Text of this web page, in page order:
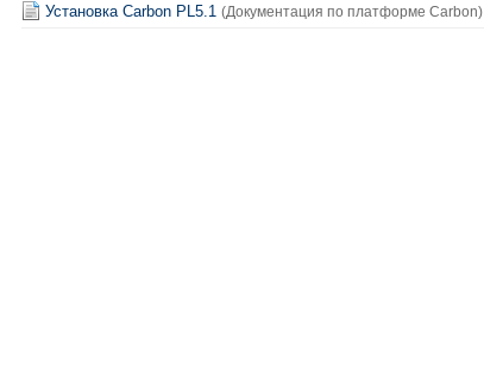
Установка Carbon PL5.1 (Документация по платформе Carbon)